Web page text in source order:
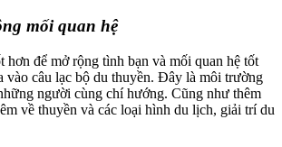
mối quan hệ
hơn để mở rộng tình bạn và mối quan hệ tốt
vào câu lạc bộ du thuyền. Đây là môi trường
người cùng chí hướng. Cũng như thêm
về thuyền và các loại hình du lịch, giải trí du